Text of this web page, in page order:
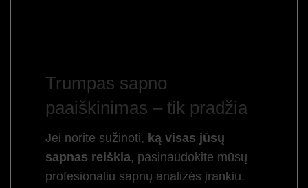
Trumpas sapno
paaiškinimas – tik pradžia
Jei norite sužinoti, ką visas jūsų
sapnas reiškia, pasinaudokite mūsų
profesionaliu sapnų analizės įrankiu.